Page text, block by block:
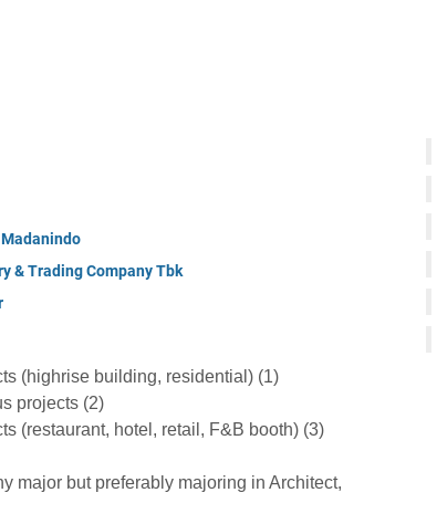
& Trading Company Tbk
(highrise building, residential) (1)
projects (2)
(restaurant, hotel, retail, F&B booth) (3)
major but preferably majoring in Architect,